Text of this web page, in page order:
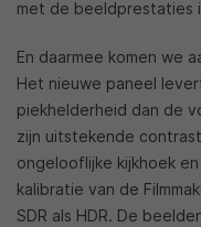
met de beeldprestaties
En daarmee komen we
Het nieuwe paneel
piekhelderheid dan de
zijn uitstekende
ongelooflijke kijkhoek
kalibratie van de
SDR als HDR. De